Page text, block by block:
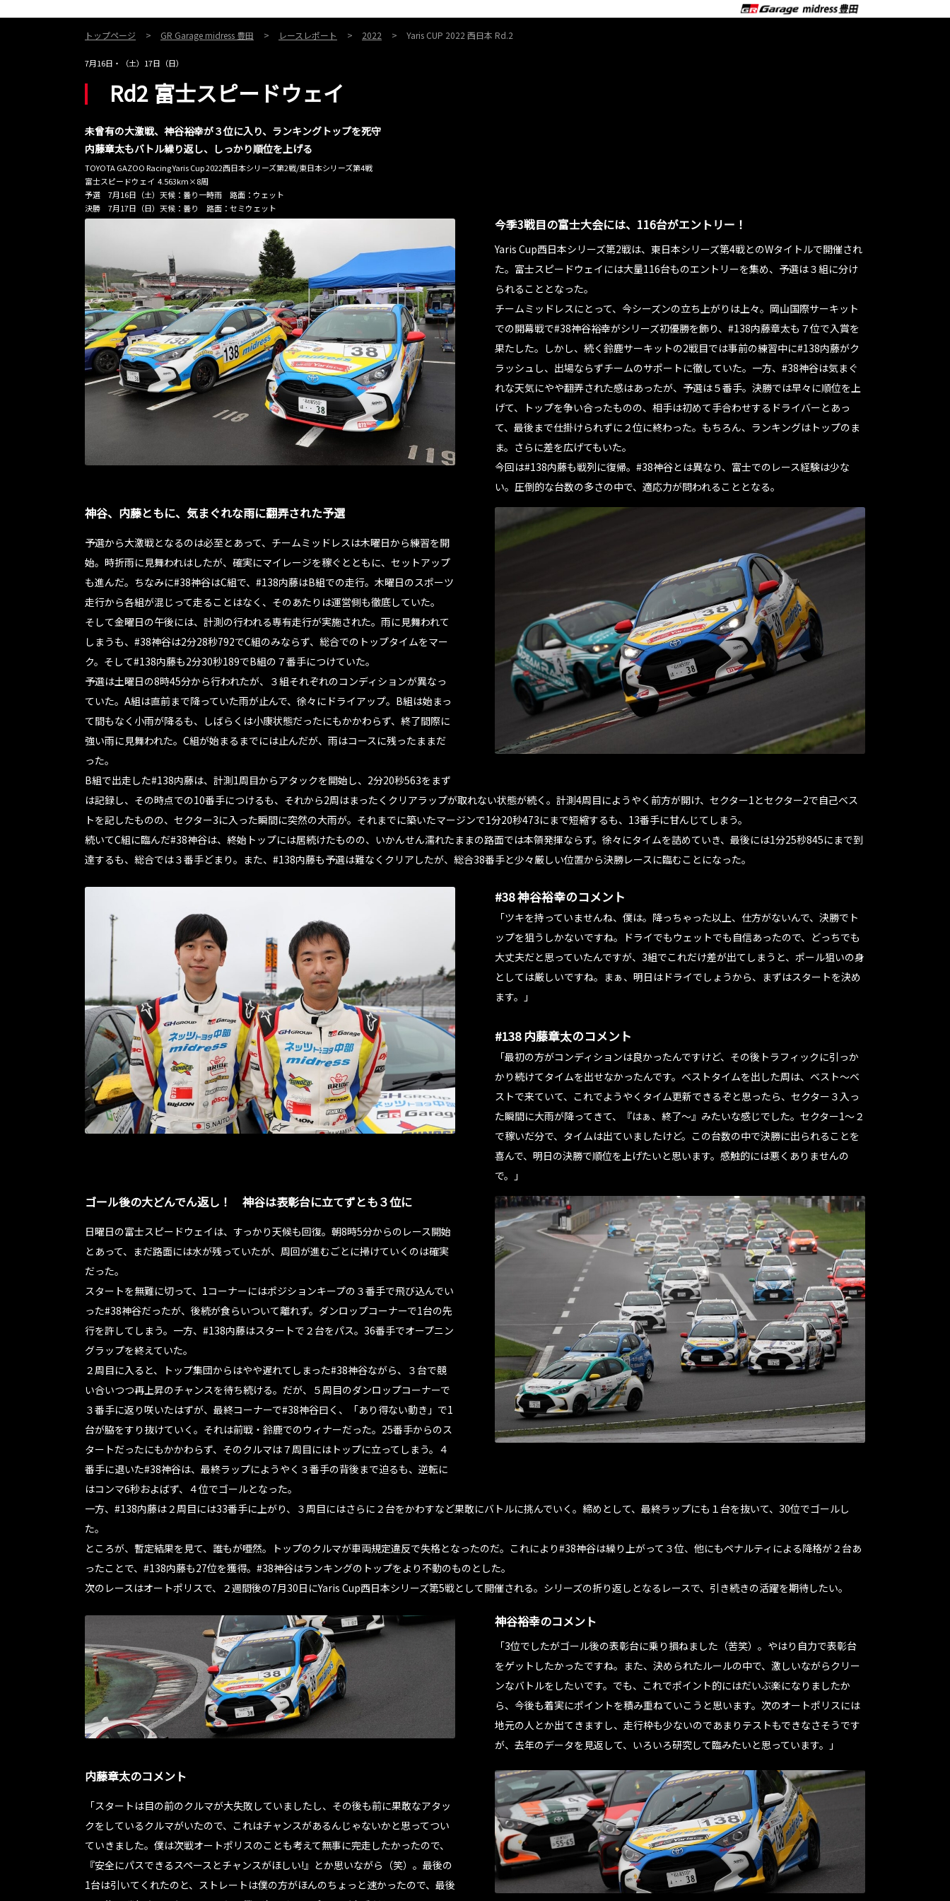
トップページ GR Garage midress 豊田 レースレポート 2022 Yaris CUP 2022 西日本 Rd.2
7月16日・（土）17日（日）
Rd2 富士スピードウェイ
未曾有の大激戦、神谷裕幸が３位に入り、ランキングトップを死守
内藤章太もバトル繰り返し、しっかり順位を上げる
TOYOTA GAZOO Racing Yaris Cup 2022西日本シリーズ第2戦/東日本シリーズ第4戦
富士スピードウェイ 4.563km×8周
予選 7月16日（土）天候：曇り一時雨 路面：ウェット
決勝 7月17日（日）天候：曇り 路面：セミウェット
今季3戦目の富士大会には、116台がエントリー！
Yaris Cup西日本シリーズ第2戦は、東日本シリーズ第4戦とのWタイトルで開催され
た。富士スピードウェイには大量116台ものエントリーを集め、予選は３組に分け
られることとなった。
チームミッドレスにとって、今シーズンの立ち上がりは上々。岡山国際サーキット
での開幕戦で#38神谷裕幸がシリーズ初優勝を飾り、#138内藤章太も７位で入賞を
果たした。しかし、続く鈴鹿サーキットの2戦目では事前の練習中に#138内藤がク
ラッシュし、出場ならずチームのサポートに徹していた。一方、#38神谷は気まぐ
れな天気にやや翻弄された感はあったが、予選は５番手。決勝では早々に順位を上
げて、トップを争い合ったものの、相手は初めて手合わせするドライバーとあっ
て、最後まで仕掛けられずに２位に終わった。もちろん、ランキングはトップのま
ま。さらに差を広げてもいた。
今回は#138内藤も戦列に復帰。#38神谷とは異なり、富士でのレース経験は少な
い。圧倒的な台数の多さの中で、適応力が問われることとなる。
神谷、内藤ともに、気まぐれな雨に翻弄された予選
予選から大激戦となるのは必至とあって、チームミッドレスは木曜日から練習を開
始。時折雨に見舞われはしたが、確実にマイレージを稼ぐとともに、セットアップ
も進んだ。ちなみに#38神谷はC組で、#138内藤はB組での走行。木曜日のスポーツ
走行から各組が混じって走ることはなく、そのあたりは運営側も徹底していた。
そして金曜日の午後には、計測の行われる専有走行が実施された。雨に見舞われて
しまうも、#38神谷は2分28秒792でC組のみならず、総合でのトップタイムをマー
ク。そして#138内藤も2分30秒189でB組の７番手につけていた。
予選は土曜日の8時45分から行われたが、３組それぞれのコンディションが異なっ
ていた。A組は直前まで降っていた雨が止んで、徐々にドライアップ。B組は始まっ
て間もなく小雨が降るも、しばらくは小康状態だったにもかかわらず、終了間際に
強い雨に見舞われた。C組が始まるまでには止んだが、雨はコースに残ったままだ
った。
B組で出走した#138内藤は、計測1周目からアタックを開始し、2分20秒563をまず
は記録し、その時点での10番手につけるも、それから2周はまったくクリアラップが取れない状態が続く。計測4周目にようやく前方が開け、セクター1とセクター2で自己ベス
トを記したものの、セクター3に入った瞬間に突然の大雨が。それまでに築いたマージンで1分20秒473にまで短縮するも、13番手に甘んじてしまう。
続いてC組に臨んだ#38神谷は、終始トップには居続けたものの、いかんせん濡れたままの路面では本領発揮ならず。徐々にタイムを詰めていき、最後には1分25秒845にまで到
達するも、総合では３番手どまり。また、#138内藤も予選は難なくクリアしたが、総合38番手と少々厳しい位置から決勝レースに臨むことになった。
#38 神谷裕幸のコメント
「ツキを持っていませんね、僕は。降っちゃった以上、仕方がないんで、決勝でト
ップを狙うしかないですね。ドライでもウェットでも自信あったので、どっちでも
大丈夫だと思っていたんですが、3組でこれだけ差が出てしまうと、ポール狙いの身
としては厳しいですね。まぁ、明日はドライでしょうから、まずはスタートを決め
ます。」
#138 内藤章太のコメント
「最初の方がコンディションは良かったんですけど、その後トラフィックに引っか
かり続けてタイムを出せなかったんです。ベストタイムを出した周は、ベスト〜ベ
ストで来ていて、これでようやくタイム更新できるぞと思ったら、セクター３入っ
た瞬間に大雨が降ってきて、『はぁ、終了〜』みたいな感じでした。セクター1〜２
で稼いだ分で、タイムは出ていましたけど。この台数の中で決勝に出られることを
喜んで、明日の決勝で順位を上げたいと思います。感触的には悪くありませんの
で。」
ゴール後の大どんでん返し！ 神谷は表彰台に立てずとも３位に
日曜日の富士スピードウェイは、すっかり天候も回復。朝8時5分からのレース開始
とあって、まだ路面には水が残っていたが、周回が進むごとに掃けていくのは確実
だった。
スタートを無難に切って、1コーナーにはポジションキープの３番手で飛び込んでい
った#38神谷だったが、後続が食らいついて離れず。ダンロップコーナーで1台の先
行を許してしまう。一方、#138内藤はスタートで２台をパス。36番手でオープニン
グラップを終えていた。
２周目に入ると、トップ集団からはやや遅れてしまった#38神谷ながら、３台で競
い合いつつ再上昇のチャンスを待ち続ける。だが、５周目のダンロップコーナーで
３番手に返り咲いたはずが、最終コーナーで#38神谷曰く、「あり得ない動き」で1
台が脇をすり抜けていく。それは前戦・鈴鹿でのウィナーだった。25番手からのス
タートだったにもかかわらず、そのクルマは７周目にはトップに立ってしまう。４
番手に退いた#38神谷は、最終ラップにようやく３番手の背後まで迫るも、逆転に
はコンマ6秒およばず、４位でゴールとなった。
一方、#138内藤は２周目には33番手に上がり、３周目にはさらに２台をかわすなど果敢にバトルに挑んでいく。締めとして、最終ラップにも１台を抜いて、30位でゴールし
た。
ところが、暫定結果を見て、誰もが唖然。トップのクルマが車両規定違反で失格となったのだ。これにより#38神谷は繰り上がって３位、他にもペナルティによる降格が２台あ
ったことで、#138内藤も27位を獲得。#38神谷はランキングのトップをより不動のものとした。
次のレースはオートポリスで、２週間後の7月30日にYaris Cup西日本シリーズ第5戦として開催される。シリーズの折り返しとなるレースで、引き続きの活躍を期待したい。
神谷裕幸のコメント
「3位でしたがゴール後の表彰台に乗り損ねました（苦笑）。やはり自力で表彰台
をゲットしたかったですね。また、決められたルールの中で、激しいながらクリー
ンなバトルをしたいです。でも、これでポイント的にはだいぶ楽になりましたか
ら、今後も着実にポイントを積み重ねていこうと思います。次のオートポリスには
地元の人とか出てきますし、走行枠も少ないのであまりテストもできなさそうです
が、去年のデータを見返して、いろいろ研究して臨みたいと思っています。」
内藤章太のコメント
「スタートは目の前のクルマが大失敗していましたし、その後も前に果敢なアタッ
クをしているクルマがいたので、これはチャンスがあるんじゃないかと思ってつい
ていきました。僕は次戦オートポリスのことも考えて無事に完走したかったので、
『安全にパスできるスペースとチャンスがほしい!』とか思いながら（笑）。最後の
1台は引いてくれたのと、ストレートは僕の方がほんのちょっと速かったので、最後